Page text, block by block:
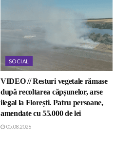
SOCIAL
VIDEO // Resturi vegetale rămase
după recoltarea căpșunelor, arse
ilegal la Florești. Patru persoane,
amendate cu 55.000 de lei
05.08.2026